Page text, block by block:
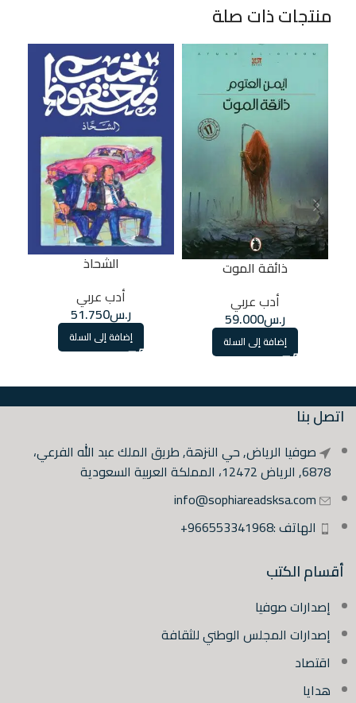
منتجات ذات صلة
ذائقة الموت
أدب عربي
ر.س59.000
إضافة إلى السلة
الشحاذ
أدب عربي
ر.س51.750
إضافة إلى السلة
اتصل بنا
صوفيا الرياض, حي النزهة, طريق الملك عبد الله الفرعي،
6878, الرياض 12472، المملكة العربية السعودية
info@sophiareadsksa.com
الهاتف :966553341968+
أقسام الكتب
إصدارات صوفيا
إصدارات المجلس الوطني للثقافة
اقتصاد
هدايا